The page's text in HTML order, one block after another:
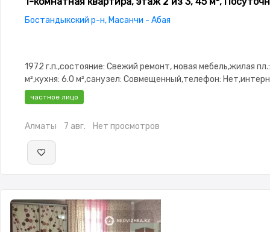
Бостандыкский р-н, Масанчи - Абая
1972 г.п.,состояние: Свежий ремонт, новая мебель,жилая
м²,кухня: 6.0 м²,санузел: Совмещенный,телефон:
кабель,Полностью меблирована,Полностью
2.95,паркинг: Рядом охраняемая стоянка,Решетки на
изолированы,Встроенная кухня,Тихий двор
частное лицо
Алматы 7 авг. Нет просмотров